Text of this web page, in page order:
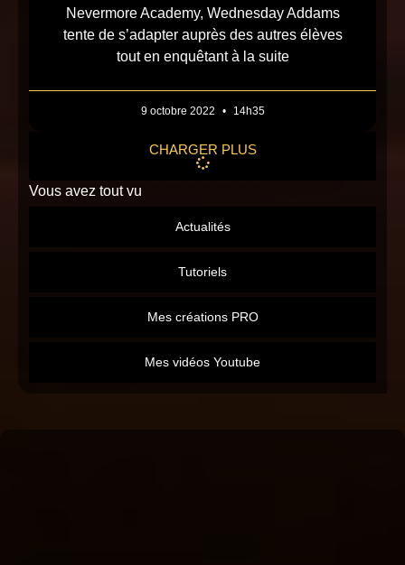
Actualités
Tutoriels
Mes créations PRO
Mes vidéos Youtube
Nevermore Academy, Wednesday Addams
tente de s’adapter auprès des autres élèves
tout en enquêtant à la suite
9 octobre 2022 14h35
CHARGER PLUS
Vous avez tout vu